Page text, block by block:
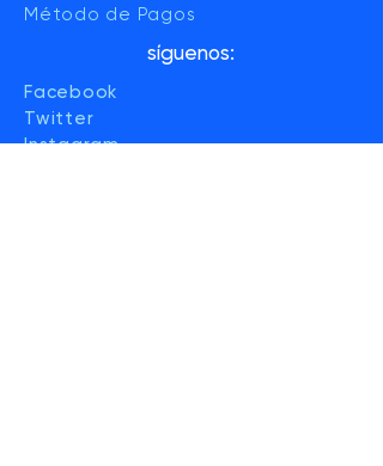
Método de Pagos
síguenos:
Facebook
Twitter
Instagram